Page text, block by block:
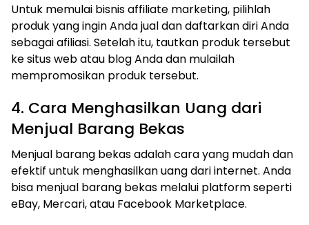
Untuk memulai bisnis affiliate marketing, pilihlah
produk yang ingin Anda jual dan daftarkan diri Anda
sebagai afiliasi. Setelah itu, tautkan produk tersebut
ke situs web atau blog Anda dan mulailah
mempromosikan produk tersebut.
4. Cara Menghasilkan Uang dari
Menjual Barang Bekas
Menjual barang bekas adalah cara yang mudah dan
efektif untuk menghasilkan uang dari internet. Anda
bisa menjual barang bekas melalui platform seperti
eBay, Mercari, atau Facebook Marketplace.